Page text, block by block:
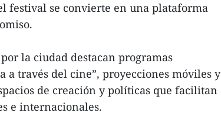
festival se convierte en una plataforma
la ciudad destacan programas
a través del cine”, proyecciones móviles y
de creación y políticas que facilitan
e internacionales.